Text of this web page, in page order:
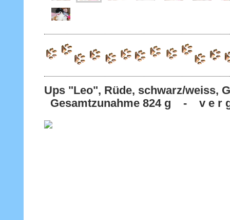
Ups "Leo", Rüde, schwarz/
Gesamtzunahme 824 g - v e r